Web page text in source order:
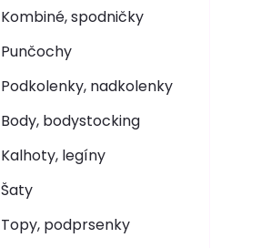
Kombiné, spodničky
Punčochy
Podkolenky, nadkolenky
Body, bodystocking
Kalhoty, legíny
Šaty
Topy, podprsenky